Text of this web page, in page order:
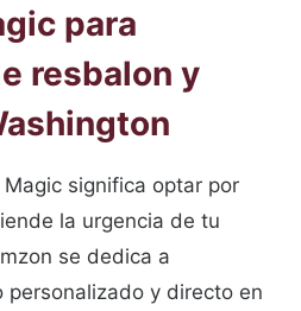
para
resbalon y
significa optar por
la urgencia de tu
se dedica a
y directo en